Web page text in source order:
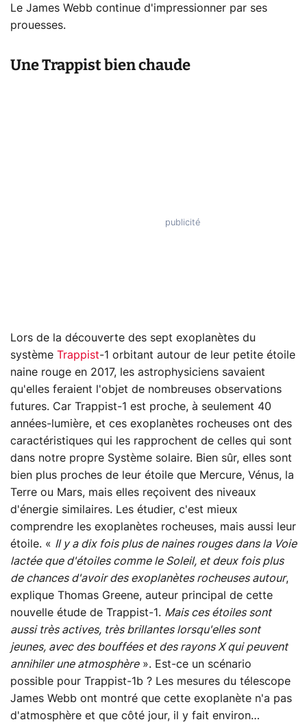
Le James Webb continue d'impressionner par ses
prouesses.
Une Trappist bien chaude
Lors de la découverte des sept exoplanètes du
système Trappist-1 orbitant autour de leur petite étoile
naine rouge en 2017, les astrophysiciens savaient
qu'elles feraient l'objet de nombreuses observations
futures. Car Trappist-1 est proche, à seulement 40
années-lumière, et ces exoplanètes rocheuses ont des
caractéristiques qui les rapprochent de celles qui sont
dans notre propre Système solaire. Bien sûr, elles sont
bien plus proches de leur étoile que Mercure, Vénus, la
Terre ou Mars, mais elles reçoivent des niveaux
d'énergie similaires. Les étudier, c'est mieux
comprendre les exoplanètes rocheuses, mais aussi leur
étoile. « Il y a dix fois plus de naines rouges dans la Voie
lactée que d'étoiles comme le Soleil, et deux fois plus
de chances d'avoir des exoplanètes rocheuses autour,
explique Thomas Greene, auteur principal de cette
nouvelle étude de Trappist-1. Mais ces étoiles sont
aussi très actives, très brillantes lorsqu'elles sont
jeunes, avec des bouffées et des rayons X qui peuvent
annihiler une atmosphère». Est-ce un scénario
possible pour Trappist-1b ? Les mesures du télescope
James Webb ont montré que cette exoplanète n'a pas
d'atmosphère et que côté jour, il y fait environ…